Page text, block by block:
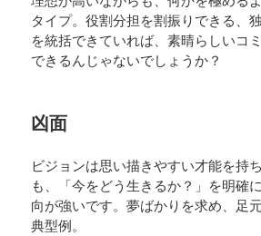
タイプ。役割分担を割振りできる、
を統括できていれば、素晴らしいコ
できるんじゃないでしょうか？
凶面
ビジョンは思い描きやすい才能を持
も、「今をどう生きるか？」を明確
向が強いです。夢ばかりを求め、足
典型例。